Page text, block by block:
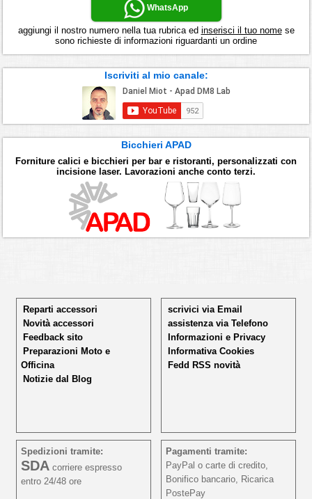
WhatsApp
aggiungi il nostro numero nella tua rubrica ed inserisci il tuo nomese
sono richieste di informazioni riguardanti un ordine
Iscriviti al mio canale:
Bicchieri APAD
Forniture calici e bicchieri per bar e ristoranti, personalizzati con
incisione laser. Lavorazioni anche conto terzi.
Reparti accessori
Novità accessori
Feedback sito
Preparazioni Moto e
Officina
Notizie dal Blog
scrivici via Email
assistenza via Telefono
Informazioni e Privacy
Informativa Cookies
Fedd RSS novità
Spedizioni tramite:
SDA corriere espresso
entro 24/48 ore
Pagamenti tramite:
PayPal o carte di credito,
Bonifico bancario, Ricarica
PostePay